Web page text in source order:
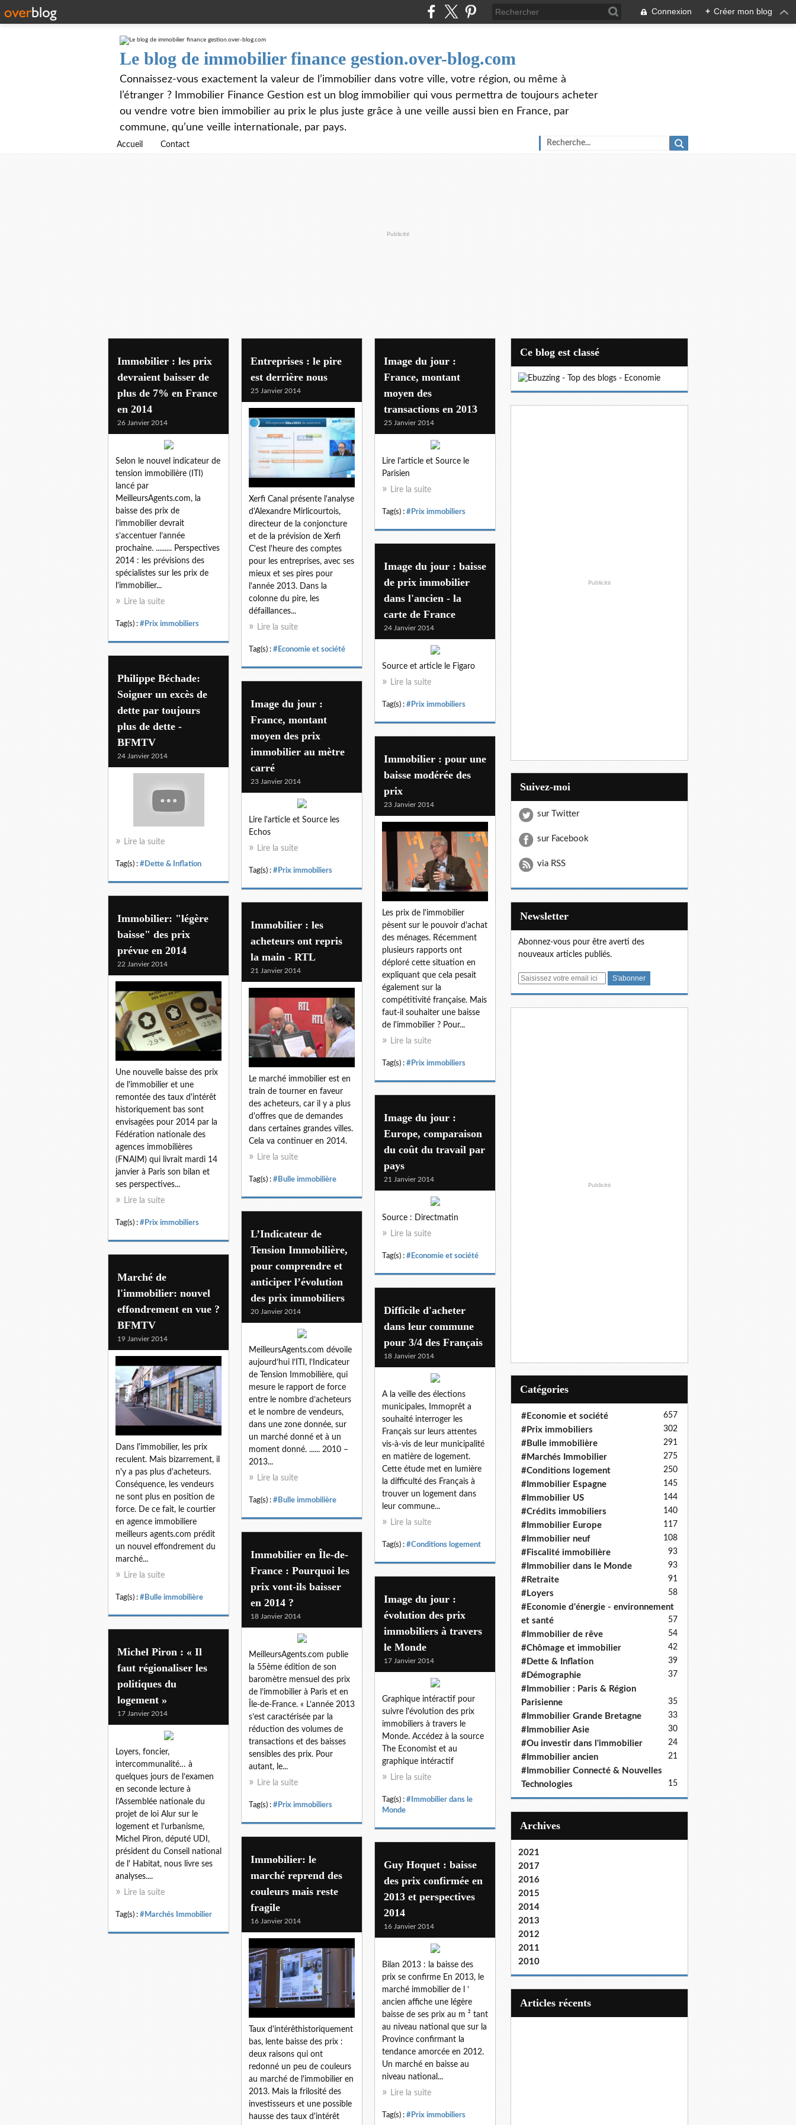
Connexion + Créer mon blog
Le blog de immobilier finance gestion.over-blog.com
Connaissez-vous exactement la valeur de l’immobilier dans votre ville, votre région, ou même à
l’étranger ? Immobilier Finance Gestion est un blog immobilier qui vous permettra de toujours acheter
ou vendre votre bien immobilier au prix le plus juste grâce à une veille aussi bien en France, par
commune, qu’une veille internationale, par pays.
Accueil Contact
Publicité
Immobilier : les prix
devraient baisser de
plus de 7% en France
en 2014
26 Janvier 2014
Selon le nouvel indicateur de
tension immobilière (ITI)
lancé par
MeilleursAgents.com, la
baisse des prix de
l’immobilier devrait
s’accentuer l’année
prochaine. ......... Perspectives
2014 : les prévisions des
spécialistes sur les prix de
l’immobilier...
Lire la suite
Tag(s) : #Prix immobiliers
Entreprises : le pire
est derrière nous
25 Janvier 2014
Xerfi Canal présente l'analyse
d'Alexandre Mirlicourtois,
directeur de la conjoncture
et de la prévision de Xerfi
C'est l'heure des comptes
pour les entreprises, avec ses
mieux et ses pires pour
l'année 2013. Dans la
colonne du pire, les
défaillances...
Lire la suite
Tag(s) : #Economie et société
Image du jour :
France, montant
moyen des
transactions en 2013
25 Janvier 2014
Lire l'article et Source le
Parisien
Lire la suite
Tag(s) : #Prix immobiliers
Image du jour : baisse
de prix immobilier
dans l'ancien - la
carte de France
24 Janvier 2014
Source et article le Figaro
Lire la suite
Tag(s) : #Prix immobiliers
Philippe Béchade:
Soigner un excès de
dette par toujours
plus de dette -
BFMTV
24 Janvier 2014
Lire la suite
Tag(s) : #Dette & Inflation
Image du jour :
France, montant
moyen des prix
immobilier au mètre
carré
23 Janvier 2014
Lire l'article et Source les
Echos
Lire la suite
Tag(s) : #Prix immobiliers
Immobilier : pour une
baisse modérée des
prix
23 Janvier 2014
Les prix de l'immobilier
pèsent sur le pouvoir d'achat
des ménages. Récemment
plusieurs rapports ont
déploré cette situation en
expliquant que cela pesait
également sur la
compétitivité française. Mais
faut-il souhaiter une baisse
de l'immobilier ? Pour...
Lire la suite
Tag(s) : #Prix immobiliers
Immobilier: "légère
baisse" des prix
prévue en 2014
22 Janvier 2014
Une nouvelle baisse des prix
de l'immobilier et une
remontée des taux d'intérêt
historiquement bas sont
envisagées pour 2014 par la
Fédération nationale des
agences immobilières
(FNAIM) qui livrait mardi 14
janvier à Paris son bilan et
ses perspectives...
Lire la suite
Tag(s) : #Prix immobiliers
Immobilier : les
acheteurs ont repris
la main - RTL
21 Janvier 2014
Le marché immobilier est en
train de tourner en faveur
des acheteurs, car il y a plus
d'offres que de demandes
dans certaines grandes villes.
Cela va continuer en 2014.
Lire la suite
Tag(s) : #Bulle immobilière
Image du jour :
Europe, comparaison
du coût du travail par
pays
21 Janvier 2014
Source : Directmatin
Lire la suite
Tag(s) : #Economie et société
L’Indicateur de
Tension Immobilière,
pour comprendre et
anticiper l’évolution
des prix immobiliers
20 Janvier 2014
MeilleursAgents.com dévoile
aujourd’hui l’ITI, l’Indicateur
de Tension Immobilière, qui
mesure le rapport de force
entre le nombre d’acheteurs
et le nombre de vendeurs,
dans une zone donnée, sur
un marché donné et à un
moment donné. ...... 2010 –
2013...
Lire la suite
Tag(s) : #Bulle immobilière
Marché de
l'immobilier: nouvel
effondrement en vue ?
BFMTV
19 Janvier 2014
Dans l'immobilier, les prix
reculent. Mais bizarrement, il
n'y a pas plus d'acheteurs.
Conséquence, les vendeurs
ne sont plus en position de
force. De ce fait, le courtier
en agence immobiliere
meilleurs agents.com prédit
un nouvel effondrement du
marché...
Lire la suite
Tag(s) : #Bulle immobilière
Difficile d'acheter
dans leur commune
pour 3/4 des Français
18 Janvier 2014
A la veille des élections
municipales, Immoprêt a
souhaité interroger les
Français sur leurs attentes
vis-à-vis de leur municipalité
en matière de logement.
Cette étude met en lumière
la difficulté des Français à
trouver un logement dans
leur commune...
Lire la suite
Tag(s) : #Conditions logement
Immobilier en Île-de-
France : Pourquoi les
prix vont-ils baisser
en 2014 ?
18 Janvier 2014
MeilleursAgents.com publie
la 55ème édition de son
baromètre mensuel des prix
de l’immobilier à Paris et en
Île-de-France. « L’année 2013
s’est caractérisée par la
réduction des volumes de
transactions et des baisses
sensibles des prix. Pour
autant, le...
Lire la suite
Tag(s) : #Prix immobiliers
Image du jour :
évolution des prix
immobiliers à travers
le Monde
17 Janvier 2014
Graphique intéractif pour
suivre l'évolution des prix
immobiliers à travers le
Monde. Accédez à la source
The Economist et au
graphique intéractif
Lire la suite
Tag(s) : #Immobilier dans le
Monde
Michel Piron : « Il
faut régionaliser les
politiques du
logement »
17 Janvier 2014
Loyers, foncier,
intercommunalité… à
quelques jours de l’examen
en seconde lecture à
l’Assemblée nationale du
projet de loi Alur sur le
logement et l’urbanisme,
Michel Piron, député UDI,
président du Conseil national
de l' Habitat, nous livre ses
analyses....
Lire la suite
Tag(s) : #Marchés Immobilier
Immobilier: le
marché reprend des
couleurs mais reste
fragile
16 Janvier 2014
Taux d'intérêthistoriquement
bas, lente baisse des prix :
deux raisons qui ont
redonné un peu de couleurs
au marché de l'immobilier en
2013. Mais la frilosité des
investisseurs et une possible
hausse des taux d'intérêt
Guy Hoquet : baisse
des prix confirmée en
2013 et perspectives
2014
16 Janvier 2014
Bilan 2013 : la baisse des
prix se confirme En 2013, le
marché immobilier de l ’
ancien affiche une légère
baisse de ses prix au m ² tant
au niveau national que sur la
Province confirmant la
tendance amorcée en 2012.
Un marché en baisse au
niveau national...
Lire la suite
Tag(s) : #Prix immobiliers
Ce blog est classé
Publicité
Suivez-moi
sur Twitter
sur Facebook
via RSS
Newsletter
Abonnez-vous pour être averti des
nouveaux articles publiés.
E
Publicité
Catégories
#Economie et société 657
#Prix immobiliers 302
#Bulle immobilière 291
#Marchés Immobilier 275
#Conditions logement 250
#Immobilier Espagne 145
#Immobilier US 144
#Crédits immobiliers 140
#Immobilier Europe 117
#Immobilier neuf 108
#Fiscalité immobilière 93
#Immobilier dans le Monde 93
#Retraite 91
#Loyers 58
#Economie d'énergie - environnement
et santé
57
#Immobilier de rêve 54
#Chômage et immobilier 42
#Dette & Inflation 39
#Démographie 37
#Immobilier : Paris & Région
Parisienne
35
#Immobilier Grande Bretagne 33
#Immobilier Asie 30
#Ou investir dans l'immobilier 24
#Immobilier ancien 21
#Immobilier Connecté & Nouvelles
Technologies
15
Archives
2021
2017
2016
2015
2014
2013
2012
2011
2010
articles récents